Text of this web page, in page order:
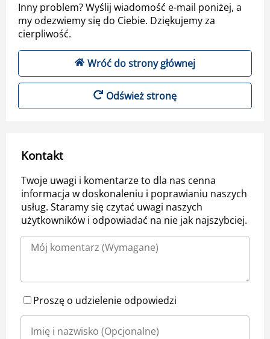
Inny problem? Wyślij wiadomość e-mail poniżej, a
my odezwiemy się do Ciebie. Dziękujemy za
cierpliwość.
Wróć do strony głównej
Odśwież stronę
Kontakt
Twoje uwagi i komentarze to dla nas cenna
informacja w doskonaleniu i poprawianiu naszych
usług. Staramy się czytać uwagi naszych
użytkowników i odpowiadać na nie jak najszybciej.
Proszę o udzielenie odpowiedzi